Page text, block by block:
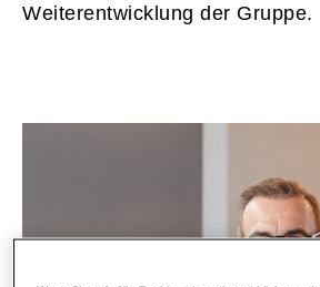
Weiterentwicklung der Gruppe.